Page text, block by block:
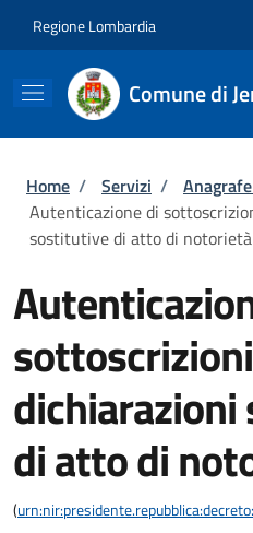
Regione Lombardia
Comune di
Briciole di pane
Home / Servizi /
Autenticazione di
sostitutive di atto di notorietà
di atto di
(